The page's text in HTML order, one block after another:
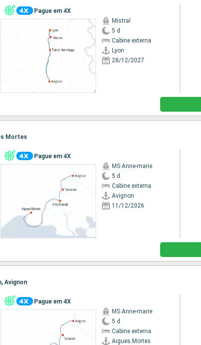
Pague em 4X
Mistral
5 d
Cabine externa
Lyon
28/12/2027
Mortes
Pague em 4X
MS Anne-marie
5 d
Cabine externa
Avignon
11/12/2026
Avignon
Pague em 4X
MS Anne-marie
5 d
Cabine externa
Aigues Mortes